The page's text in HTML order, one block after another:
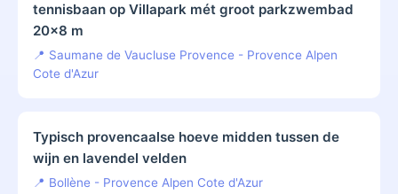
tennisbaan op Villapark mét groot parkzwembad
20x8 m
📍 Saumane de Vaucluse Provence - Provence Alpen
Cote d'Azur
Typisch provencaalse hoeve midden tussen de
wijn en lavendel velden
📍 Bollène - Provence Alpen Cote d'Azur